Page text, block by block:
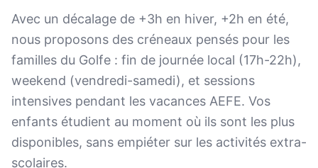
Avec un décalage de +3h en hiver, +2h en été,
nous proposons des créneaux pensés pour les
familles du Golfe : fin de journée local (17h-22h),
weekend (vendredi-samedi), et sessions
intensives pendant les vacances AEFE. Vos
enfants étudient au moment où ils sont les plus
disponibles, sans empiéter sur les activités extra-
scolaires.